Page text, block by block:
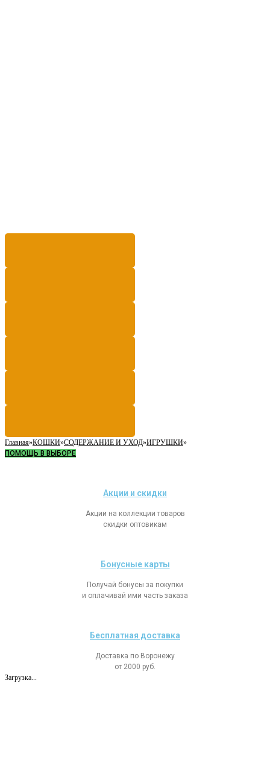
Главная»КОШКИ»СОДЕРЖАНИЕ И УХОД»ИГРУШКИ»
ПОМОЩЬ В ВЫБОРЕ
Акции и скидки
Акции на коллекции товаров
скидки оптовикам
Бонусные карты
Получай бонусы за покупки
и оплачивай ими часть заказа
Бесплатная доставка
Доставка по Воронежу
от 2000 руб.
Загрузка...